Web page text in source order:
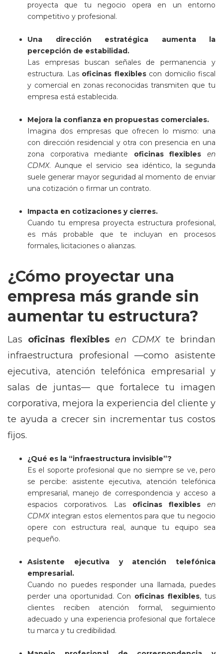
proyecta que tu negocio opera en un entorno
competitivo y profesional.
Una dirección estratégica aumenta la
percepción de estabilidad.
Las empresas buscan señales de permanencia y
estructura. Las oficinas flexiblescon domicilio fiscal
y comercial en zonas reconocidas transmiten que tu
empresa está establecida.
Mejora la confianza en propuestas comerciales.
Imagina dos empresas que ofrecen lo mismo: una
con dirección residencial y otra con presencia en una
zona corporativa mediante oficinas flexiblesen
CDMX. Aunque el servicio sea idéntico, la segunda
suele generar mayor seguridad al momento de enviar
una cotización o firmar un contrato.
Impacta en cotizaciones y cierres.
Cuando tu empresa proyecta estructura profesional,
es más probable que te incluyan en procesos
formales, licitaciones o alianzas.
¿Cómo proyectar una
empresa más grande sin
aumentar tu estructura?
Las oficinas flexibles en CDMXte brindan
infraestructura profesional —como asistente
ejecutiva, atención telefónica empresarial y
salas de juntas— que fortalece tu imagen
corporativa, mejora la experiencia del cliente y
te ayuda a crecer sin incrementar tus costos
fijos.
¿Qué es la “infraestructura invisible”?
Es el soporte profesional que no siempre se ve, pero
se percibe: asistente ejecutiva, atención telefónica
empresarial, manejo de correspondencia y acceso a
espacios corporativos. Las oficinas flexibles en
CDMXintegran estos elementos para que tu negocio
opere con estructura real, aunque tu equipo sea
pequeño.
Asistente ejecutiva y atención telefónica
empresarial.
Cuando no puedes responder una llamada, puedes
perder una oportunidad. Con oficinas flexibles, tus
clientes reciben atención formal, seguimiento
adecuado y una experiencia profesional que fortalece
tu marca y tu credibilidad.